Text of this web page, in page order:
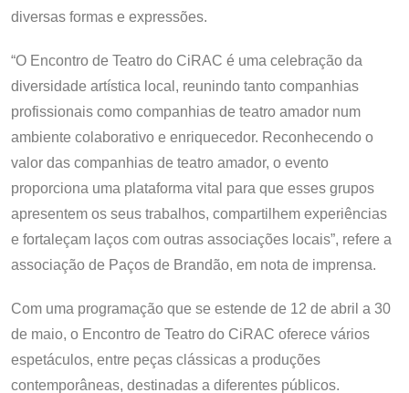
diversas formas e expressões.
“O Encontro de Teatro do CiRAC é uma celebração da
diversidade artística local, reunindo tanto companhias
profissionais como companhias de teatro amador num
ambiente colaborativo e enriquecedor. Reconhecendo o
valor das companhias de teatro amador, o evento
proporciona uma plataforma vital para que esses grupos
apresentem os seus trabalhos, compartilhem experiências
e fortaleçam laços com outras associações locais”, refere a
associação de Paços de Brandão, em nota de imprensa.
Com uma programação que se estende de 12 de abril a 30
de maio, o Encontro de Teatro do CiRAC oferece vários
espetáculos, entre peças clássicas a produções
contemporâneas, destinadas a diferentes públicos.